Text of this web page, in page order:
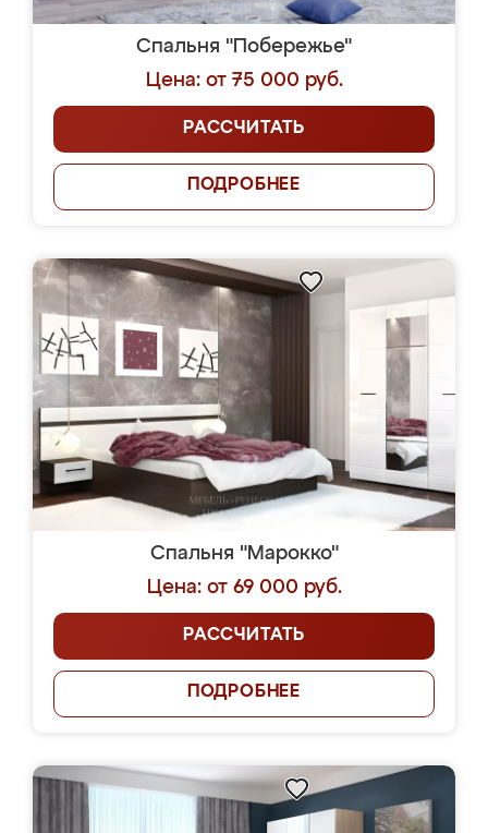
Спальня "Побережье"
Цена: от 75 000 руб.
РАССЧИТАТЬ
ПОДРОБНЕЕ
Спальня "Марокко"
Цена: от 69 000 руб.
РАССЧИТАТЬ
ПОДРОБНЕЕ